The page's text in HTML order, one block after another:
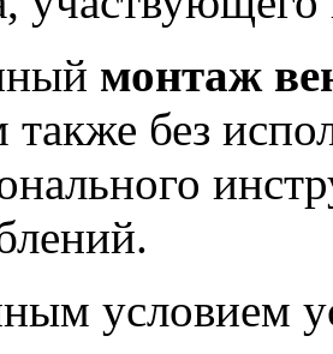
монтаж
без
условием